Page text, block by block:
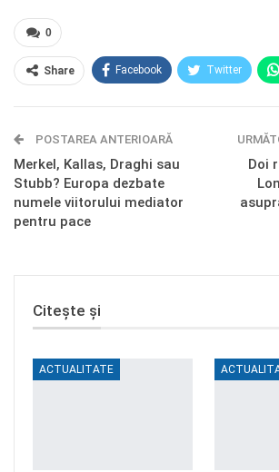
0
Share Facebook Twitter
Telegram OK.ru
POSTAREA ANTERIOARĂ
Merkel, Kallas, Draghi sau
Stubb? Europa dezbate
numele viitorului mediator
pentru pace
Doi
Citește și
ACTUALITATE